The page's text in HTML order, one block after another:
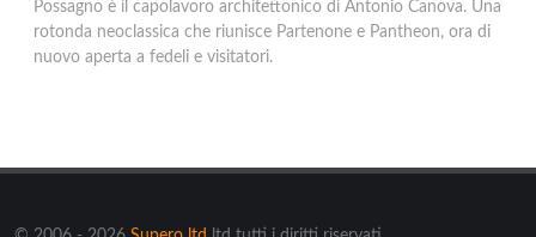
Possagno è il capolavoro architettonico di Antonio Canova. Una
rotonda neoclassica che riunisce Partenone e Pantheon, ora di
nuovo aperta a fedeli e visitatori.